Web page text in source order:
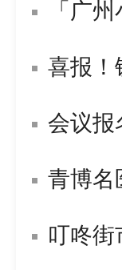
「广
喜报！
会议报
青博名
叮咚街